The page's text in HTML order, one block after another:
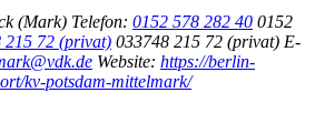
(Mark) Telefon: 0152 578 282 40 0152
215 72 (privat) 033748 215 72 (privat) E-
Website: https://berlin-
kv-potsdam-mittelmark/